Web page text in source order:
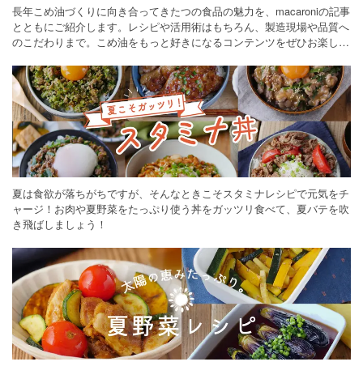
長年こめ油づくりに向き合ってきたつの食品の魅力を、macaroniの記事
とともにご紹介します。レシピや活用術はもちろん、製造現場や品質へ
のこだわりまで。こめ油をもっと好きになるコンテンツをぜひお楽しみ
夏は食欲が落ちがちですが、そんなときこそスタミナレシピで元気をチ
ャージ！お肉や夏野菜をたっぷり使う丼をガッツリ食べて、夏バテを吹
き飛ばしましょう！